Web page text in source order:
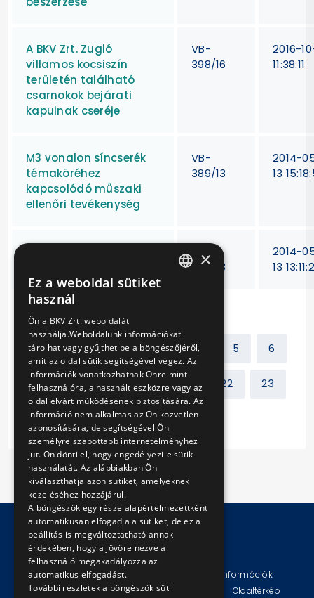
A BKV Zrt. Zugló
villamos kocsiszín
területén található
csarnokok bejárati
kapuinak cseréje
VB-
398/16
2016-
11:38:11
M3 vonalon síncserék
témaköréhez
kapcsolódó műszaki
ellenőri tevékenység
VB-
389/13
2014-
13
369/13
2014-
13
Előző 1 2 3 4 5 6
7 8 9 10 ... 22 23
Következő
© Copyright 2026 BKV Zrt.
Impresszum Jogi nyilatkozat
Technikai információk
Adatvédelmi politika és tájékoztatások
Oldaltérkép
×
Ez a weboldal sütiket
használ
Ön a BKV Zrt. weboldalát
használja.Weboldalunk információkat
tárolhat vagy gyűjthet be a böngészőjéről,
amit az oldal sütik segítségével végez. Az
információk vonatkozhatnak Önre mint
felhasználóra, a használt eszközre vagy az
oldal elvárt működésének biztosítására. Az
információ nem alkalmas az Ön közvetlen
azonosítására, de segítségével Ön
személyre szabottabb internetélményhez
jut. Ön dönti el, hogy engedélyezi-e sütik
használatát. Az alábbiakban Ön
kiválaszthatja azon sütiket, amelyeknek
kezeléséhez hozzájárul.
A böngészők egy része alapértelmezettként
automatikusan elfogadja a sütiket, de ez a
beállítás is megváltoztatható annak
érdekében, hogy a jövőre nézve a
felhasználó megakadályozza az
automatikus elfogadást.
További részletek a böngészők süti